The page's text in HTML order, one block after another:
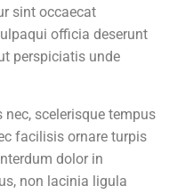
sint occaecat
officia deserunt
perspiciatis unde
scelerisque tempus
facilisis ornare turpis
dolor in
non lacinia ligula